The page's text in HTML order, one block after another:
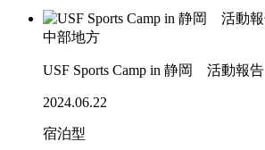
中部地方
USF Sports Camp in 静岡 活動報告
2024.06.22
宿泊型